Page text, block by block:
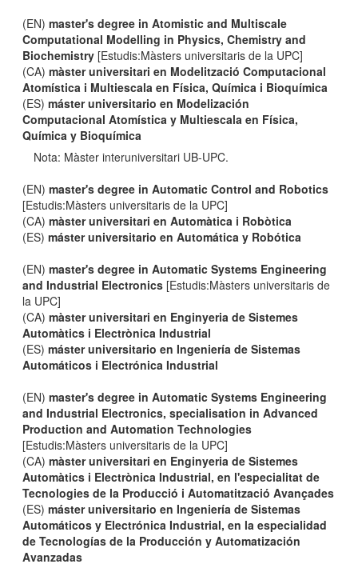
(EN)master's degree in Atomistic and Multiscale
Computational Modelling in Physics, Chemistry and
Biochemistry [Estudis:Màsters universitaris de la UPC]
(CA)màster universitari en Modelització Computacional
Atomística i Multiescala en Física, Química i Bioquímica
(ES)máster universitario en Modelización
Computacional Atomística y Multiescala en Física,
Química y Bioquímica
Nota: Màster interuniversitari UB-UPC.
(EN)master's degree in Automatic Control and Robotics
[Estudis:Màsters universitaris de la UPC]
(CA)màster universitari en Automàtica i Robòtica
(ES)máster universitario en Automática y Robótica
(EN)master's degree in Automatic Systems Engineering
and Industrial Electronics [Estudis:Màsters universitaris de
la UPC]
(CA)màster universitari en Enginyeria de Sistemes
Automàtics i Electrònica Industrial
(ES)máster universitario en Ingeniería de Sistemas
Automáticos i Electrónica Industrial
(EN)master's degree in Automatic Systems Engineering
and Industrial Electronics, specialisation in Advanced
Production and Automation Technologies
[Estudis:Màsters universitaris de la UPC]
(CA)màster universitari en Enginyeria de Sistemes
Automàtics i Electrònica Industrial, en l'especialitat de
Tecnologies de la Producció i Automatització Avançades
(ES)máster universitario en Ingeniería de Sistemas
Automáticos y Electrónica Industrial, en la especialidad
de Tecnologías de la Producción y Automatización
Avanzadas